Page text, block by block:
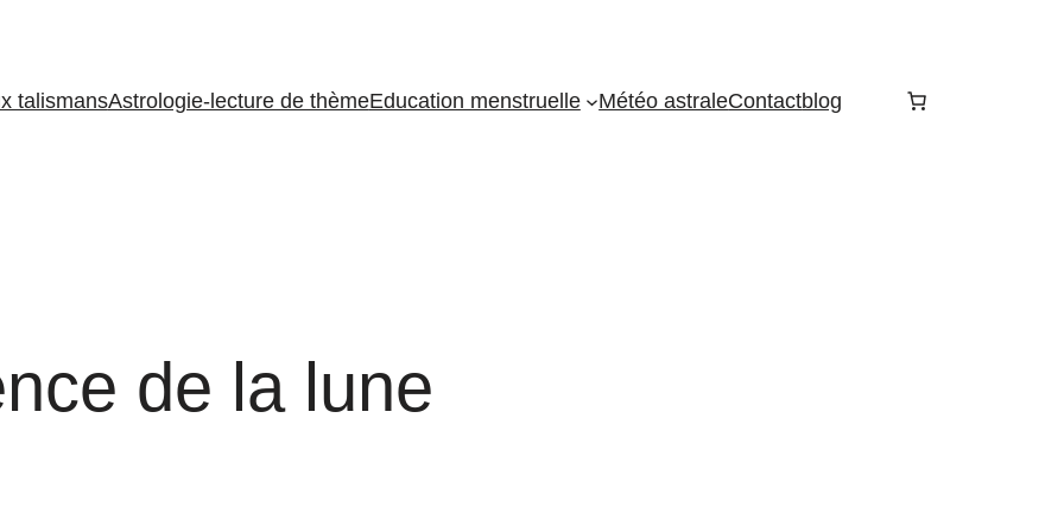
talismansAstrologie-lecture de thèmeEducation menstruelle Météo astraleContactblog
de la lune